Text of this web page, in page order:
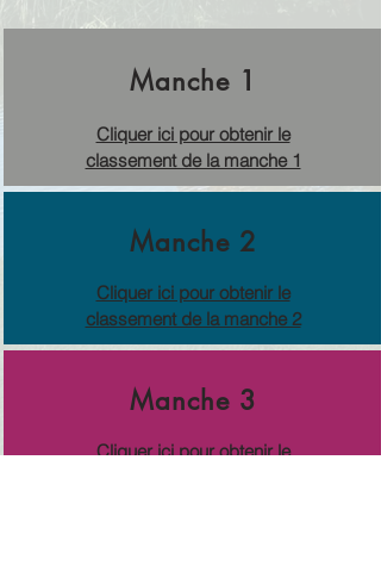
Manche 1
Cliquer ici pour obtenir le
classement de la manche 1
Manche 2
Cliquer ici pour obtenir le
classement de la manche 2
Manche 3
Cliquer ici pour obtenir le